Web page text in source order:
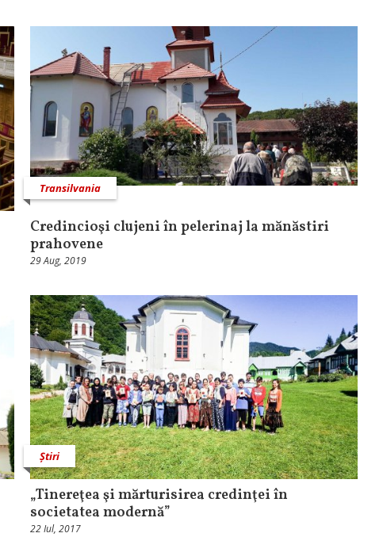
Transilvania
Credincioşi clujeni în pelerinaj la mănăstiri
prahovene
29 Aug, 2019
Știri
„Tinereţea şi mărturisirea credinţei în
societatea modernă”
22 Iul, 2017